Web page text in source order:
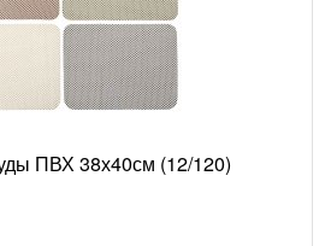
ПВХ 38х40см (12/120)